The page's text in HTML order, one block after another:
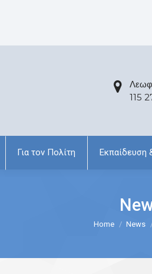
115
Για τον Πολίτη Εκπαίδευση
Home News